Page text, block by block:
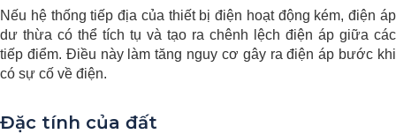
Nếu hệ thống tiếp địa của thiết bị điện hoạt động kém, điện áp
dư thừa có thể tích tụ và tạo ra chênh lệch điện áp giữa các
tiếp điểm. Điều này làm tăng nguy cơ gây ra điện áp bước khi
có sự cố về điện.
Đặc tính của đất